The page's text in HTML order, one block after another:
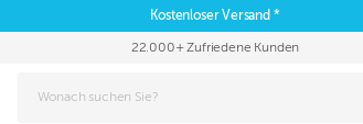
Kostenloser Versand *
22.000+ Zufriedene Kunden